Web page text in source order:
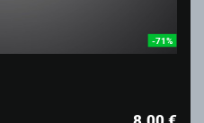
-71%